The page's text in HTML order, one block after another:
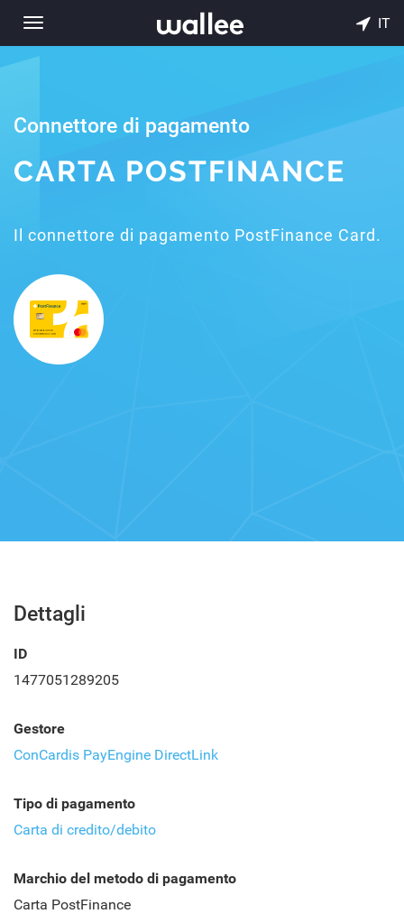
Toggle
navigation
IT
Connettore di pagamento
CARTA POSTFINANCE
Il connettore di pagamento PostFinance Card.
Dettagli
ID
1477051289205
Gestore
ConCardis PayEngine DirectLink
Tipo di pagamento
Carta di credito/debito
Marchio del metodo di pagamento
Carta PostFinance